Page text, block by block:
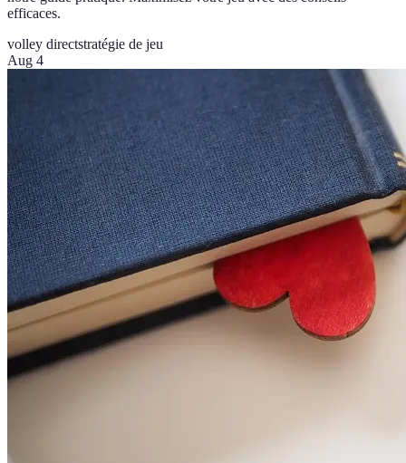
efficaces.
volley directstratégie de jeu
Aug 4